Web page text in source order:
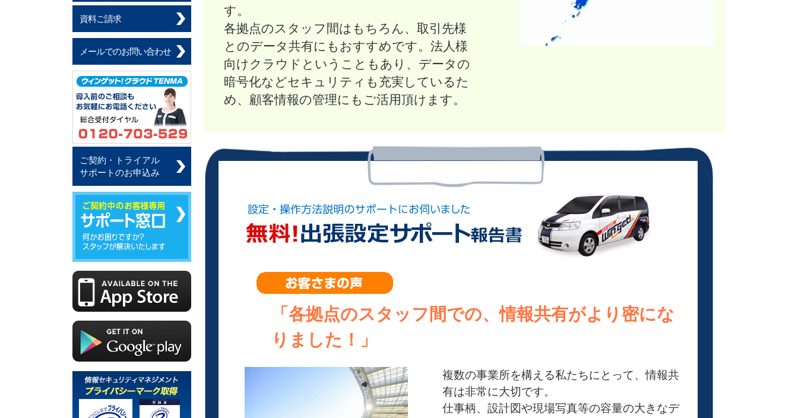
す。
各拠点のスタッフ間はもちろん、取引先様
とのデータ共有にもおすすめです。法人様
向けクラウドということもあり、データの
暗号化などセキュリティも充実しているた
め、顧客情報の管理にもご活用頂けます。
「各拠点のスタッフ間での、情報共有がより密にな
りました！」
複数の事業所を構える私たちにとって、情報共
有は非常に大切です。
仕事柄、設計図や現場写真等の容量の大きなデ
資料ご請求
メールでのお問い合わせ
ご契約・トライアル
サポートのお申込み